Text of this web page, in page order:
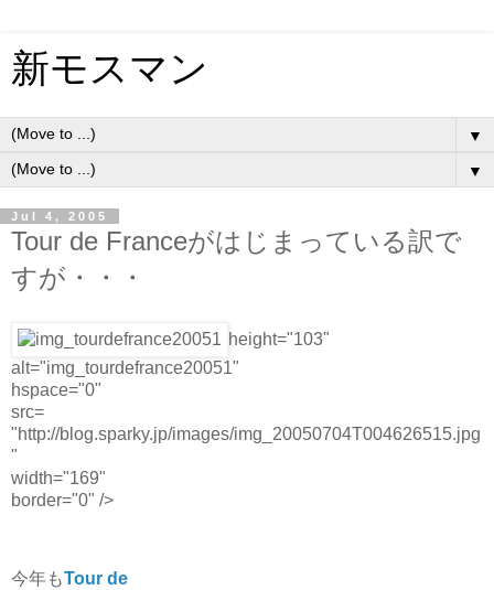
新モスマン
▼
▼
Jul 4, 2005
Tour de Franceがはじまっている訳で
すが・・・
height="103"
alt="img_tourdefrance20051"
hspace="0"
src=
"http://blog.sparky.jp/images/img_20050704T004626515.jpg
"
width="169"
border="0" />
今年もTour de